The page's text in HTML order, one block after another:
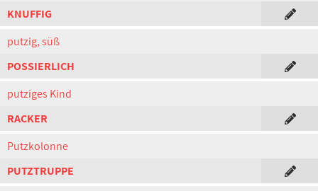
KNUFFIG
putzig, süß
POSSIERLICH
putziges Kind
RACKER
Putzkolonne
PUTZTRUPPE